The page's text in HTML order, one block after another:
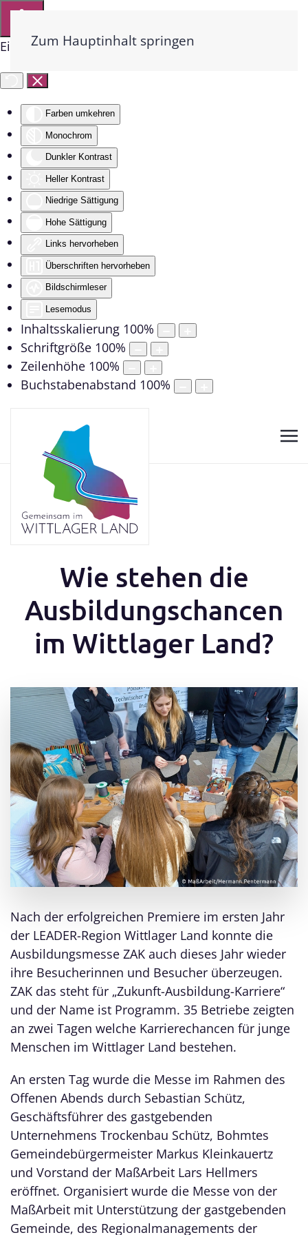
Eingabehilfen öffnen
Farben umkehren
Monochrom
Dunkler Kontrast
Heller Kontrast
Niedrige Sättigung
Hohe Sättigung
Links hervorheben
Überschriften hervorheben
Bildschirmleser
Lesemodus
Inhaltsskalierung 100%
Schriftgröße 100%
Zeilenhöhe 100%
Buchstabenabstand 100%
Zum Hauptinhalt springen
Wie stehen die
Ausbildungschancen
im Wittlager Land?
Nach der erfolgreichen Premiere im ersten Jahr
der LEADER-Region Wittlager Land konnte die
Ausbildungsmesse ZAK auch dieses Jahr wieder
ihre Besucherinnen und Besucher überzeugen.
ZAK das steht für „Zukunft-Ausbildung-Karriere“
und der Name ist Programm. 35 Betriebe zeigten
an zwei Tagen welche Karrierechancen für junge
Menschen im Wittlager Land bestehen.
An ersten Tag wurde die Messe im Rahmen des
Offenen Abends durch Sebastian Schütz,
Geschäftsführer des gastgebenden
Unternehmens Trockenbau Schütz, Bohmtes
Gemeindebürgermeister Markus Kleinkauertz
und Vorstand der MaßArbeit Lars Hellmers
eröffnet. Organisiert wurde die Messe von der
MaßArbeit mit Unterstützung der gastgebenden
Gemeinde, des Regionalmanagements der